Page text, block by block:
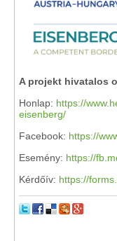
A projekt hivatalos
Honlap: https://
eisenberg/
Facebook: https://
Esemény: https://
Kérdőív: https://